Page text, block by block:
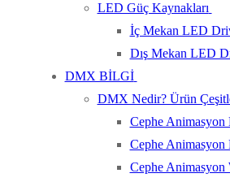
LED Güç Kaynakları
İç Mekan LED
Dış Mekan LED
DMX BİLGİ
DMX Nedir? Ürün
Cephe
Cephe
Cephe Animasyon